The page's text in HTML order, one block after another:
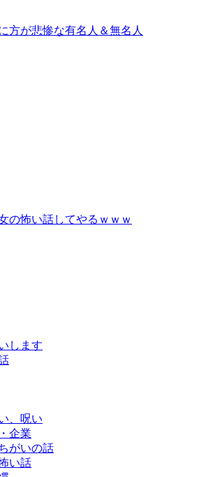
方が悲惨な有名人＆無名人
の怖い話してやるｗｗｗ
します
、呪い
企業
がいの話
い話